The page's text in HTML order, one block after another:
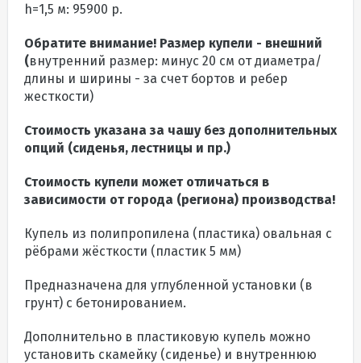
h=1,5 м: 95900 р.
Обратите внимание! Размер купели - внешний
(внутренний размер: минус 20 см от диаметра/
длины и ширины - за счет бортов и ребер
жесткости)
Стоимость указана за чашу без дополнительных
опций (сиденья, лестницы и пр.)
Стоимость купели может отличаться в
зависимости от города (региона) производства!
Купель из полипропилена (пластика) овальная с
рёбрами жёсткости (пластик 5 мм)
Предназначена для углубленной установки (в
грунт) с бетонированием.
Дополнительно в пластиковую купель можно
установить скамейку (сиденье) и внутреннюю